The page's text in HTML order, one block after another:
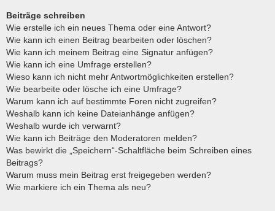
Beiträge schreiben
Wie erstelle ich ein neues Thema oder eine Antwort?
Wie kann ich einen Beitrag bearbeiten oder löschen?
Wie kann ich meinem Beitrag eine Signatur anfügen?
Wie kann ich eine Umfrage erstellen?
Wieso kann ich nicht mehr Antwortmöglichkeiten erstellen?
Wie bearbeite oder lösche ich eine Umfrage?
Warum kann ich auf bestimmte Foren nicht zugreifen?
Weshalb kann ich keine Dateianhänge anfügen?
Weshalb wurde ich verwarnt?
Wie kann ich Beiträge den Moderatoren melden?
Was bewirkt die „Speichern“-Schaltfläche beim Schreiben eines
Beitrags?
Warum muss mein Beitrag erst freigegeben werden?
Wie markiere ich ein Thema als neu?